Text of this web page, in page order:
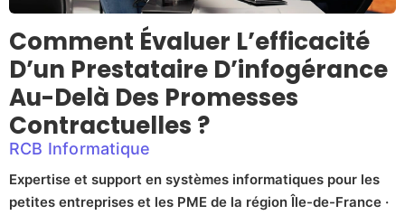
Comment Évaluer L’efficacité
D’un Prestataire D’infogérance
Au-Delà Des Promesses
Contractuelles ?
RCB Informatique
Expertise et support en systèmes informatiques pour les
petites entreprises et les PME de la région Île-de-France ·